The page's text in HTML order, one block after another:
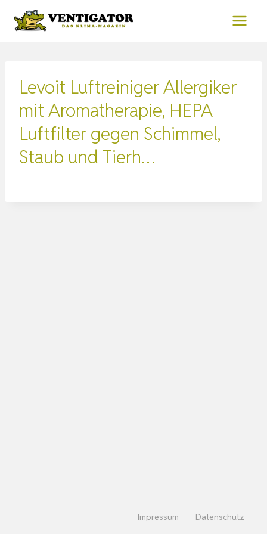
Inhalt
Levoit Luftreiniger Allergiker
mit Aromatherapie, HEPA
Luftfilter gegen Schimmel,
Staub und Tierh…
Impressum Datenschutz